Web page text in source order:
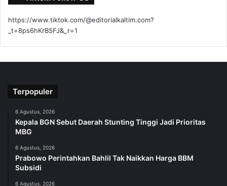
https://www.tiktok.com/@editorialkaltim.com?
_t=8ps6hKrB5FJ&_r=1
Terpopuler
6 Agustus, 2026
Kepala BGN Sebut Daerah Stunting Tinggi Jadi Prioritas
MBG
6 Agustus, 2026
Prabowo Perintahkan Bahlil Tak Naikkan Harga BBM
Subsidi
6 Agustus, 2026